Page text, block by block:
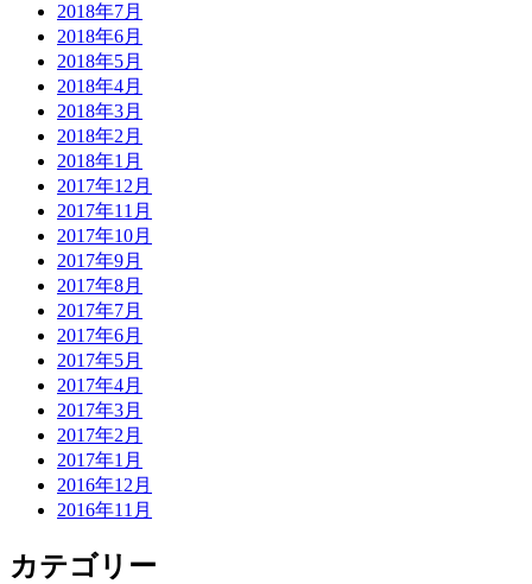
2018年7月
2018年6月
2018年5月
2018年4月
2018年3月
2018年2月
2018年1月
2017年12月
2017年11月
2017年10月
2017年9月
2017年8月
2017年7月
2017年6月
2017年5月
2017年4月
2017年3月
2017年2月
2017年1月
2016年12月
2016年11月
カテゴリー